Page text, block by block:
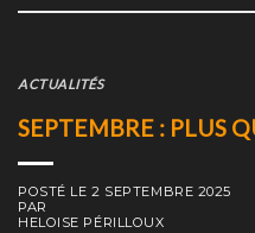
ACTUALITÉS
SEPTEMBRE : PLUS
POSTÉ LE2 SEPTEMBRE 2025
PAR
HELOISE PÉRILLOUX